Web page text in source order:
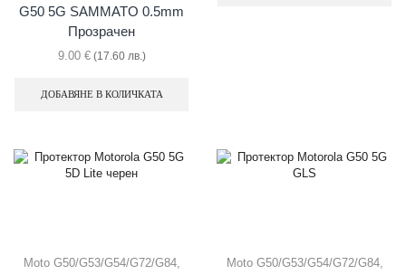
G50 5G SAMMATO 0.5mm
Прозрачен
9.00 €(17.60 лв.)
ДОБАВЯНЕ В КОЛИЧКАТА
Moto G50/G53/G54/G72/G84,
Moto G50/G53/G54/G72/G84,